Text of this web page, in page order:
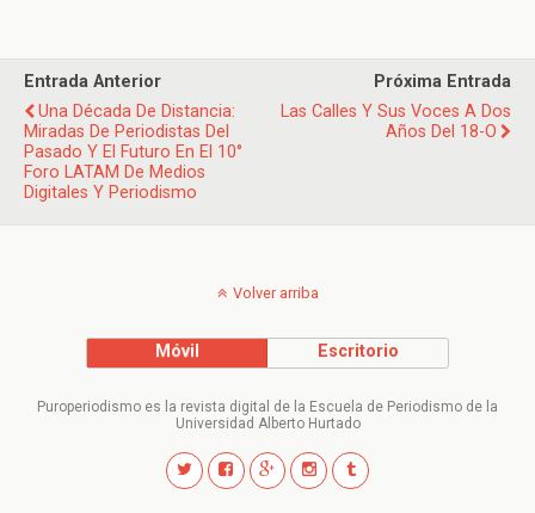
Entrada Anterior
Una Década De Distancia:
Miradas De Periodistas Del
Pasado Y El Futuro En El 10°
Foro LATAM De Medios
Digitales Y Periodismo
Próxima Entrada
Las Calles Y Sus Voces A Dos
Años Del 18-O
Volver arriba
Móvil Escritorio
Puroperiodismo es la revista digital de la Escuela de Periodismo de la
Universidad Alberto Hurtado